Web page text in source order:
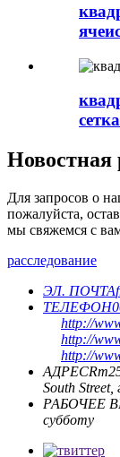
сетка
Новостная
Для запросов о
пожалуйста,
мы свяжемся с
расследование
ЭЛ. ПОЧТА
ТЕЛЕФОН
http://
http://
http://
АДРЕС
South
РАБОЧЕЕ
субботу